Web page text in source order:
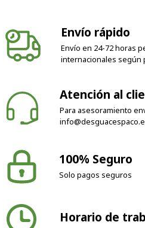
Envío en 24-72 horas
internacionales según
Para asesoramiento
Solo pagos seguros